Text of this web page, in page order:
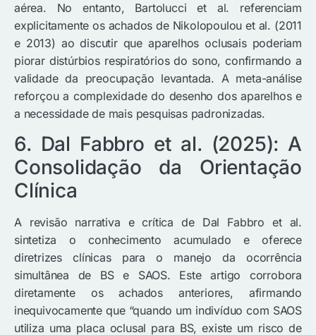
aérea. No entanto, Bartolucci et al. referenciam
explicitamente os achados de Nikolopoulou et al. (2011
e 2013) ao discutir que aparelhos oclusais poderiam
piorar distúrbios respiratórios do sono, confirmando a
validade da preocupação levantada. A meta-análise
reforçou a complexidade do desenho dos aparelhos e
a necessidade de mais pesquisas padronizadas.
6. Dal Fabbro et al. (2025): A
Consolidação da Orientação
Clínica
A revisão narrativa e crítica de Dal Fabbro et al.
sintetiza o conhecimento acumulado e oferece
diretrizes clínicas para o manejo da ocorrência
simultânea de BS e SAOS. Este artigo corrobora
diretamente os achados anteriores, afirmando
inequivocamente que “quando um indivíduo com SAOS
utiliza uma placa oclusal para BS, existe um risco de